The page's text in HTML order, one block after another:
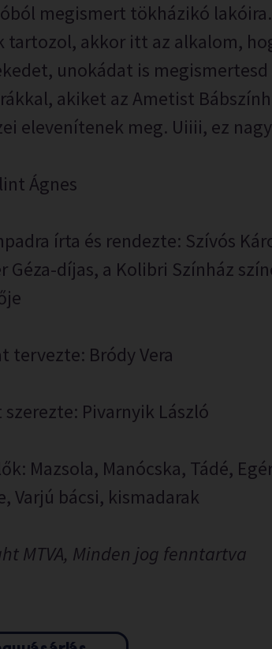
megismert tökházikó lakóira.
tartozol, akkor itt az alkalom,
unokádat is megismertesd
akiket az Ametist
elevenítenek meg. Uiiii, ez
Ágnes
írta és rendezte: Szívós
Géza-díjas, a Kolibri Színház
tervezte: Bródy Vera
szerezte: Pivarnyik László
Mazsola, Manócska, Tádé,
Varjú bácsi, kismadarak
MTVA, Minden jog fenntartva